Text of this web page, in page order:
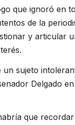
que ignoró en
de la
y articular
un sujeto
Delgado
que